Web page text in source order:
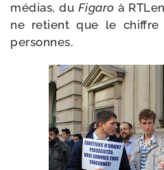
médias, du Figaro à
ne retient que le
personnes.